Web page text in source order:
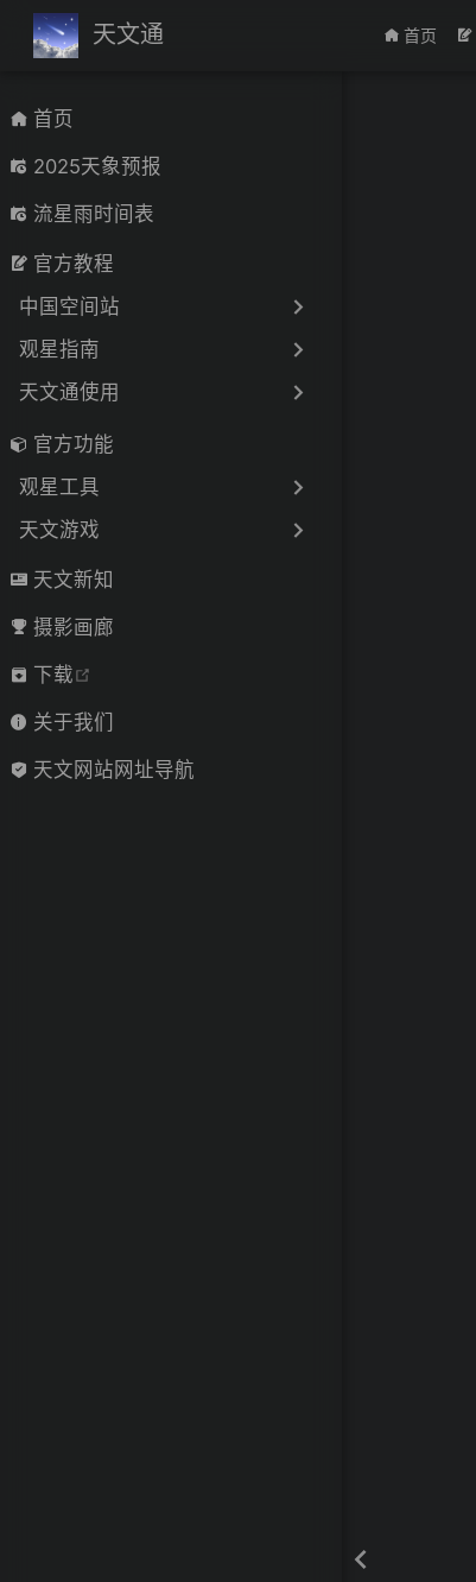
跳至主要內容
天文通 首页
首页
2025天象预报
流星雨时间表
官方教程
中国空间站
观星指南
天文通使用
官方功能
观星工具
天文游戏
天文新知
摄影画廊
下载
关于我们
天文网站网址导航